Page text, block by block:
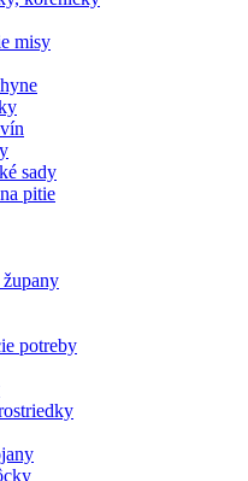
misy
sady
pitie
potreby